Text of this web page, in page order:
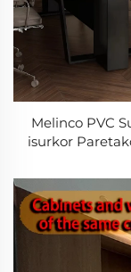
Melinco PVC
isurkor